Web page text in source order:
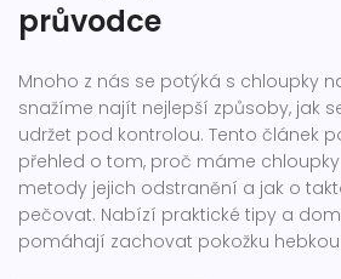
průvodce
Mnoho z nás se potýká s chloupky
snažíme najít nejlepší způsoby, jak
udržet pod kontrolou. Tento článek
přehled o tom, proč máme chloupky
metody jejich odstranění a jak o
pečovat. Nabízí praktické tipy a
pomáhají zachovat pokožku